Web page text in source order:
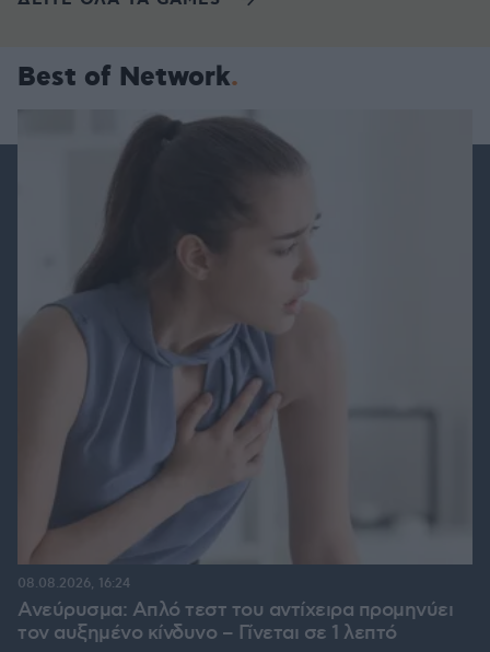
Best of Network
Ανεύρυσμα: Απλό τεστ του αντίχειρα προμηνύει
τον αυξημένο κίνδυνο – Γίνεται σε 1 λεπτό
08.08.2026, 16:24